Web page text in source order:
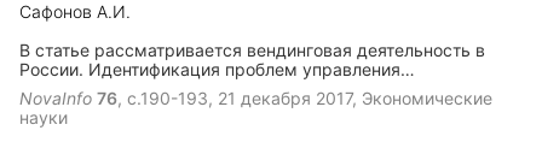
Сафонов А.И.
В статье рассматривается вендинговая деятельность в
России. Идентификация проблем управления
вендинговыми компаниями в России. Выявленные
проблемы управления были иследованы, от принятого
решения руководителя зависит дальнейшая судьба
NovaInfo 76, с.190-193, 21 декабря 2017, Экономические
науки